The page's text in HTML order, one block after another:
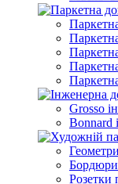
Grosso
Bonnard
Бордюри
Розетки